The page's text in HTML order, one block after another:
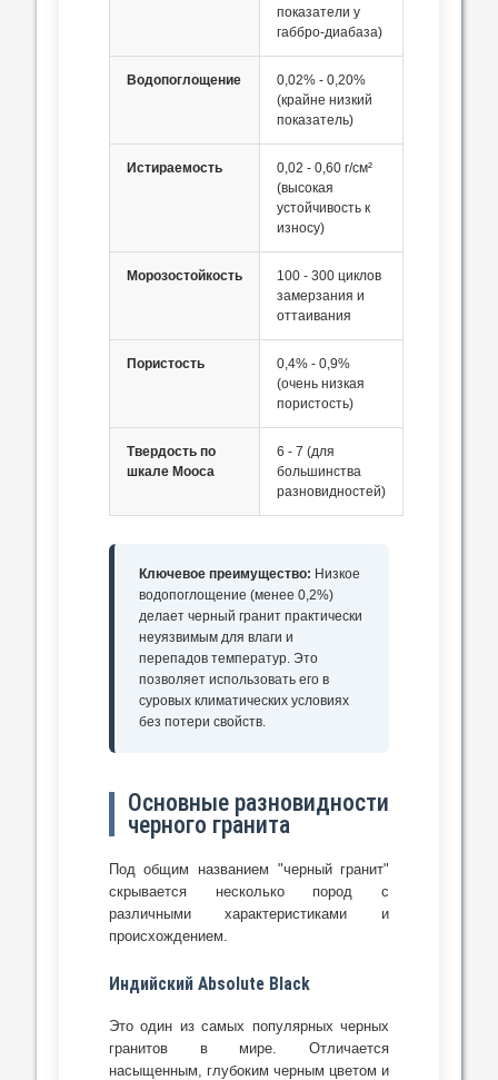
показатели у
габбро-диабаза)
Водопоглощение
0,02% - 0,20%
(крайне низкий
показатель)
Истираемость
0,02 - 0,60 г/см²
(высокая
устойчивость к
износу)
Морозостойкость
100 - 300 циклов
замерзания и
оттаивания
Пористость
0,4% - 0,9%
(очень низкая
пористость)
Твердость по
шкале Мооса
6 - 7 (для
большинства
разновидностей)
Ключевое преимущество: Низкое
водопоглощение (менее 0,2%)
делает черный гранит практически
неуязвимым для влаги и
перепадов температур. Это
позволяет использовать его в
суровых климатических условиях
без потери свойств.
Основные разновидности
черного гранита
Под общим названием "черный гранит"
скрывается несколько пород с
различными характеристиками и
происхождением.
Индийский Absolute Black
Это один из самых популярных черных
гранитов в мире. Отличается
насыщенным, глубоким черным цветом и